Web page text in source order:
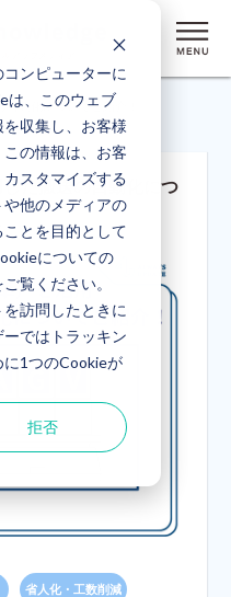
ンピューターに
は、このウェブ
収集し、お客様
の情報は、お客
スタマイズする
他のメディアの
とを目的として
についての
覧ください。
訪問したときに
ではトラッキン
1つのCookieが
拒否
動化についてご紹介！
た搬送の自動化につ
省人化・工数削減